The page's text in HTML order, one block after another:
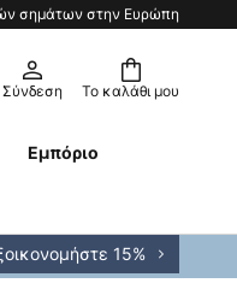
σημάτων στην Ευρώπη
Το καλάθι μου
Σύνδεση
Εμπόριο
15%